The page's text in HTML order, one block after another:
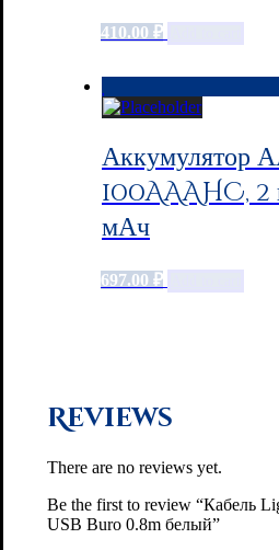
410.00 ₽
Аккумулятор
100AAAHC, 2
мАч
697.00 ₽
Reviews
There are no reviews yet.
Be the first to review “Кабель
USB Buro 0.8m белый”